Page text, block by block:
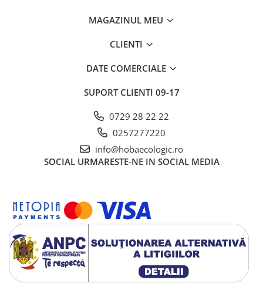
MAGAZINUL MEU
CLIENTI
DATE COMERCIALE
SUPORT CLIENTI 09-17
0729 28 22 22
0257277220
info@hobaecologic.ro
SOCIAL URMARESTE-NE IN SOCIAL MEDIA